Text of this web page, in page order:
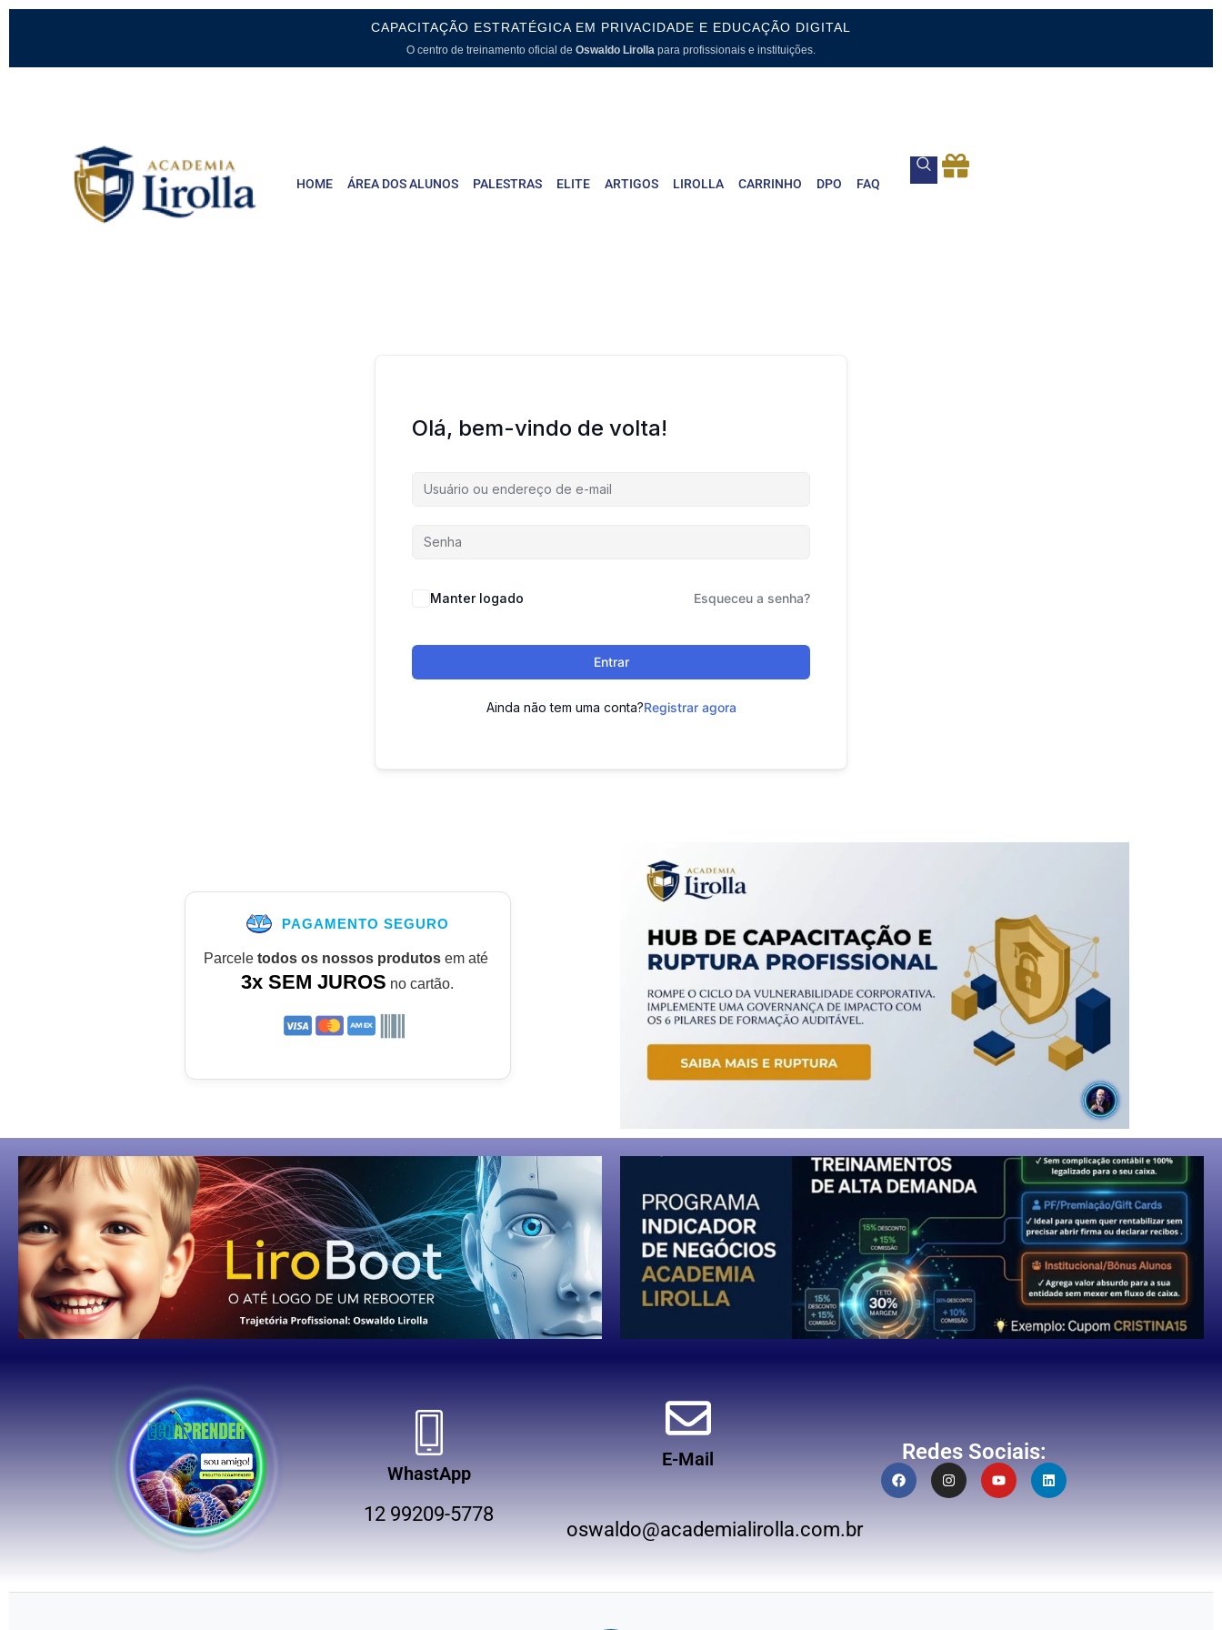
CAPACITAÇÃO ESTRATÉGICA EM PRIVACIDADE E EDUCAÇÃO DIGITAL
O centro de treinamento oficial de Oswaldo Lirolla para profissionais e instituições.
HOME ÁREA DOS ALUNOS PALESTRAS ELITE ARTIGOS LIROLLA CARRINHO DPO FAQ
Olá, bem-vindo de volta!
Manter logado Esqueceu a senha?
Entrar
Ainda não tem uma conta?Registrar agora
PAGAMENTO SEGURO
Parcele todos os nossos produtosem até
3x SEM JUROS no cartão.
WhastApp
12 99209-5778
E-Mail
oswaldo@academialirolla.com.br
Redes Sociais: